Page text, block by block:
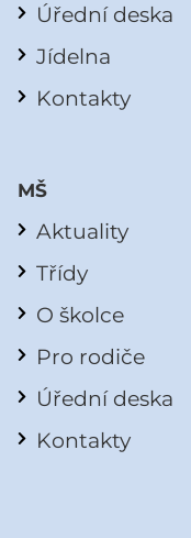
Úřední deska
Jídelna
Kontakty
MŠ
Aktuality
Třídy
O školce
Pro rodiče
Úřední deska
Kontakty